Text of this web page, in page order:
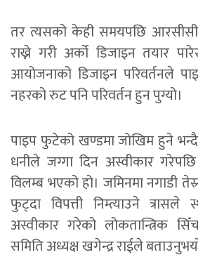
तर त्यसको केही समयपछि आरसीसी
राख्ने गरी अर्को डिजाइन तयार
आयोजनाको डिजाइन परिवर्तनले
नहरको रुट पनि परिवर्तन हुन पुग्यो।
पाइप फुटेको खण्डमा जोखिम हुने भन्दै
धनीले जग्गा दिन अस्वीकार
विलम्ब भएको हो। जमिनमा नगाडी
फुट्दा विपत्ती निम्त्याउने त्रासले
अस्वीकार गरेको लोकतान्त्रिक
समिति अध्यक्ष खगेन्द्र राईले